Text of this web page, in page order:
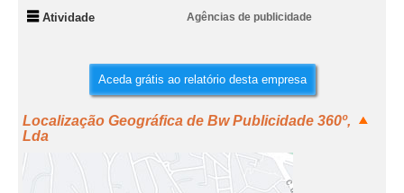
Atividade Agências de publicidade
Aceda grátis ao relatório desta empresa
Localização Geográfica de Bw Publicidade 360º,
Lda